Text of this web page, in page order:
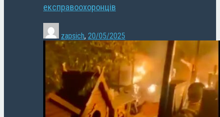
експравоохоронців
zapsich, 20/05/2025